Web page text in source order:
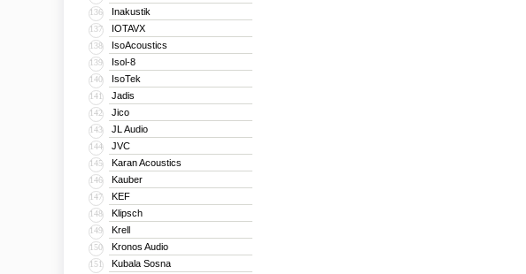
136 Inakustik
137 IOTAVX
138 IsoAcoustics
139 Isol-8
140 IsoTek
141 Jadis
142 Jico
143 JL Audio
144 JVC
145 Karan Acoustics
146 Kauber
147 KEF
148 Klipsch
149 Krell
150 Kronos Audio
151 Kubala Sosna